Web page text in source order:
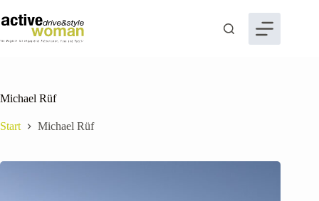
Inhalt
springen
Michael Rüf
Start Michael Rüf